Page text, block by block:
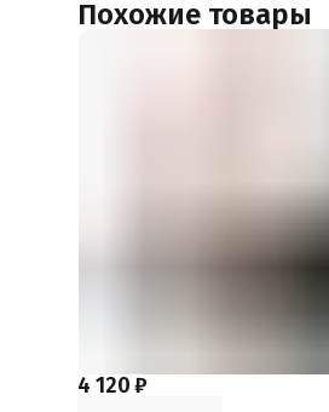
Похожие товары
4 120 ₽